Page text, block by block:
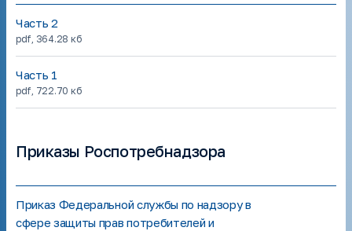
Часть 2
pdf, 364.28 кб
Часть 1
pdf, 722.70 кб
Приказы Роспотребнадзора
Приказ Федеральной службы по надзору в
сфере защиты прав потребителей и